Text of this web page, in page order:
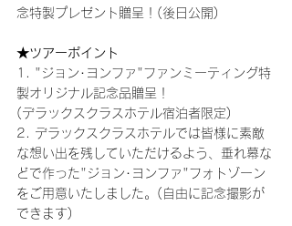
念特製プレゼント贈呈！(後日公開)
★ツアーポイント
1. "ジョン･ヨンファ"ファンミーティング特
製オリジナル記念品贈呈！
(デラックスクラスホテル宿泊者限定)
2. デラックスクラスホテルでは皆様に素敵
な想い出を残していただけるよう、垂れ幕な
どで作った"ジョン･ヨンファ"フォトゾーン
をご用意いたしました。(自由に記念撮影が
できます)